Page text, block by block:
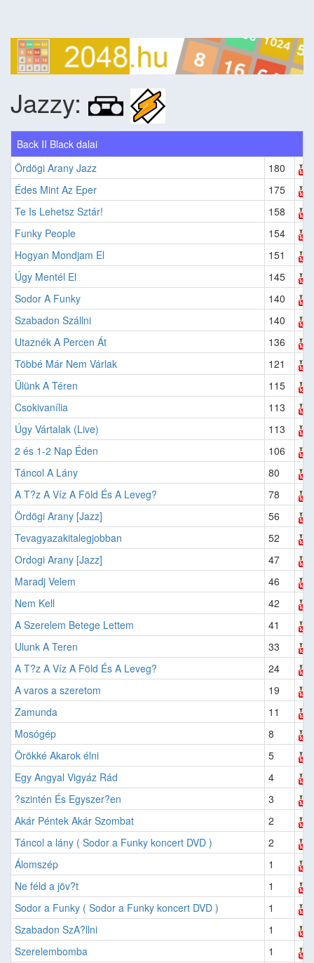
Jazzy:
Back II Black dalai
Ördögi Arany Jazz
180
Édes Mint Az Eper
175
Te Is Lehetsz Sztár!
158
Funky People
154
Hogyan Mondjam El
151
Úgy Mentél El
145
Sodor A Funky
140
Szabadon Szállni
140
Utaznék A Percen Át
136
Többé Már Nem Várlak
121
Ülünk A Téren
115
Csokivanília
113
Úgy Vártalak (Live)
113
2 és 1-2 Nap Éden
106
Táncol A Lány
80
A T?z A Víz A Föld És A Leveg?
78
Ördögi Arany [Jazz]
56
Tevagyazakitalegjobban
52
Ordogi Arany [Jazz]
47
Maradj Velem
46
Nem Kell
42
A Szerelem Betege Lettem
41
Ulunk A Teren
33
A T?z A Víz A Föld És A Leveg?
24
A varos a szeretom
19
Zamunda
11
Mosógép
8
Örökké Akarok élni
5
Egy Angyal Vigyáz Rád
4
?szintén És Egyszer?en
3
Akár Péntek Akár Szombat
2
Táncol a lány ( Sodor a Funky koncert DVD )
2
Álomszép
1
Ne féld a jöv?t
1
Sodor a Funky ( Sodor a Funky koncert DVD )
1
Szabadon SzA?llni
1
Szerelembomba
1